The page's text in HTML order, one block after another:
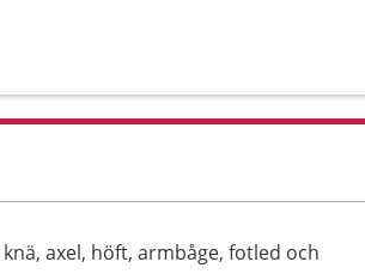
axel, höft, armbåge, fotled och